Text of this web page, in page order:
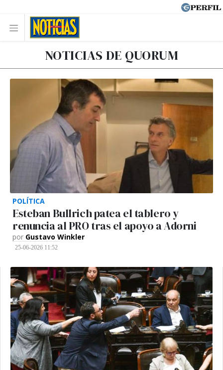
NOTICIAS DE QUORUM
POLÍTICA
Esteban Bullrich patea el tablero y
renuncia al PRO tras el apoyo a Adorni
por Gustavo Winkler
25-06-2026 11:52